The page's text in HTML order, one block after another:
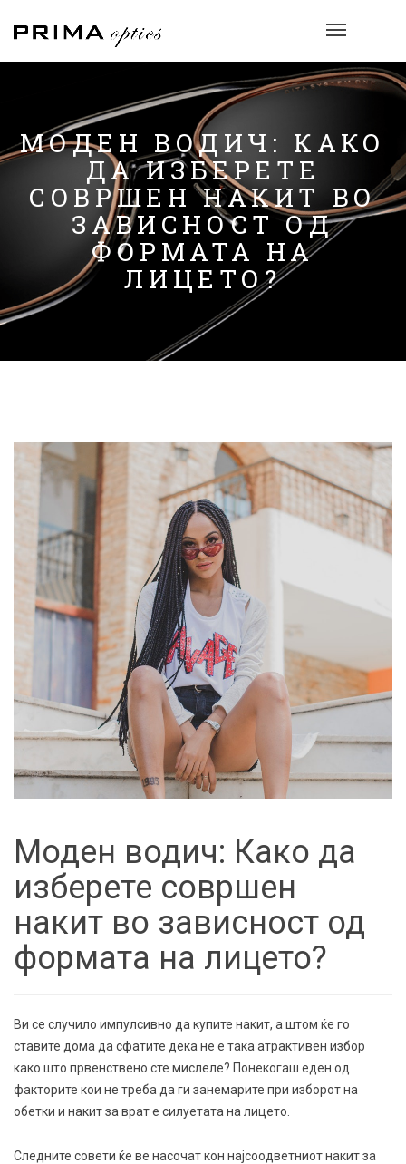
МОДЕН ВОДИЧ: КАКО
ДА ИЗБЕРЕТЕ
СОВРШЕН НАКИТ ВО
ЗАВИСНОСТ ОД
ФОРМАТА НА
ЛИЦЕТО?
Моден водич: Како да
изберете совршен
накит во зависност од
формата на лицето?
Ви се случило импулсивно да купите накит, а штом ќе го
ставите дома да сфатите дека не е така атрактивен избор
како што првенствено сте мислеле? Понекогаш еден од
факторите кои не треба да ги занемарите при изборот на
обетки и накит за врат е силуетата на лицето.
Следните совети ќе ве насочат кон најсоодветниот накит за